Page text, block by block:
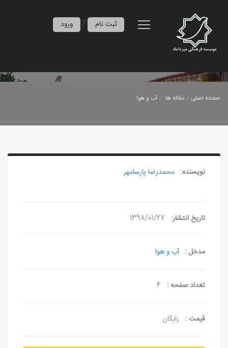
ورود / ثبت نام
صفحه اصلی مقاله ها آب و هوا
نویسنده: محمدرضا پارسامهر
تاریخ انتشار: 1398/01/27
مدخل : آب و هوا
تعداد صفحه : 4
قیمت : رایگان